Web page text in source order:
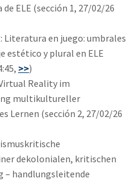
ELE (sección 1, 27/02/26
Literatura en juego: umbrales
estético y plural en ELE
>>)
Reality im
multikultureller
Lernen (sección 2, 27/02/26
dekolonialen, kritischen
– handlungsleitende